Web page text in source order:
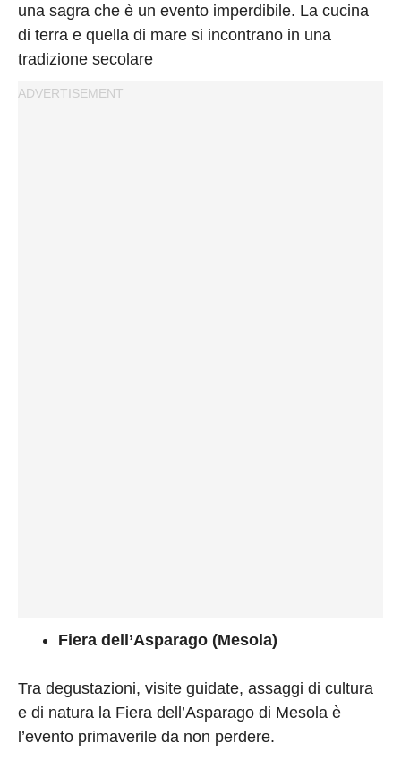
una sagra che è un evento imperdibile. La cucina
di terra e quella di mare si incontrano in una
tradizione secolare
Fiera dell’Asparago (Mesola)
Tra degustazioni, visite guidate, assaggi di cultura
e di natura la Fiera dell’Asparago di Mesola è
l’evento primaverile da non perdere.